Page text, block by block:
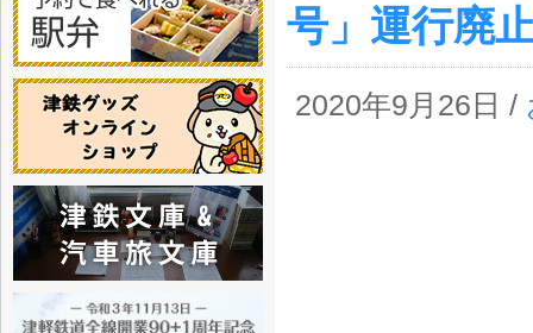
号」運行廃
2020年9月26日 /